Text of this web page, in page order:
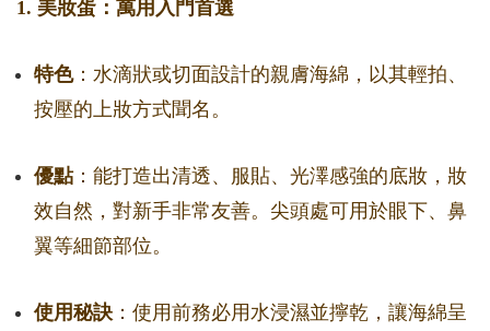
1. 美妝蛋：萬用入門首選
特色：水滴狀或切面設計的親膚海綿，以其輕拍、
按壓的上妝方式聞名。
優點：能打造出清透、服貼、光澤感強的底妝，妝
效自然，對新手非常友善。尖頭處可用於眼下、鼻
翼等細節部位。
使用秘訣 ：使用前務必用水浸濕並擰乾，讓海綿呈